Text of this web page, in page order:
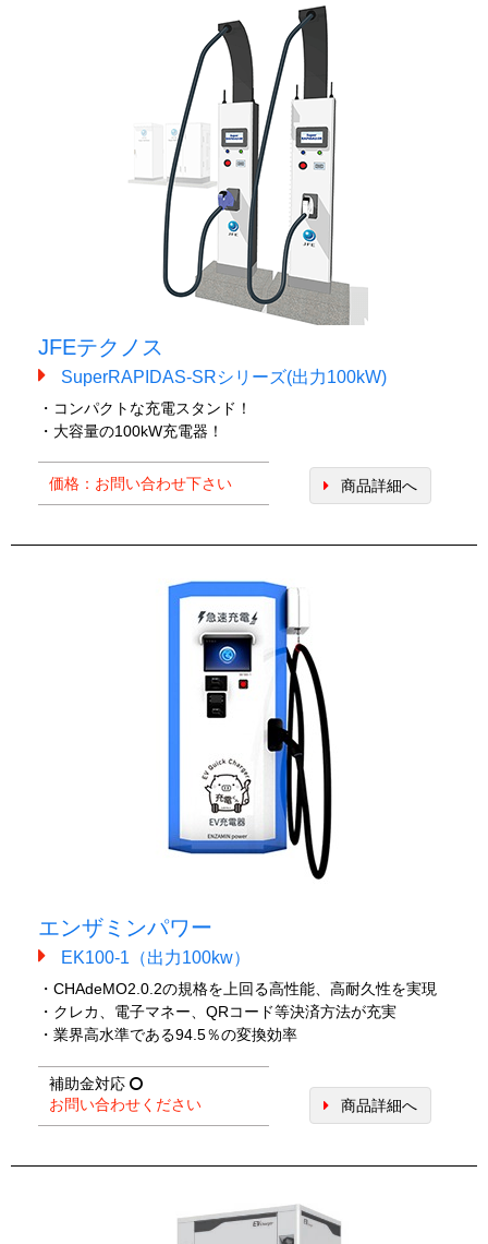
JFEテクノス
SuperRAPIDAS-SRシリーズ(出力100kW)
・コンパクトな充電スタンド！
・大容量の100kW充電器！
価格：お問い合わせ下さい 商品詳細へ
エンザミンパワー
EK100-1（出力100kw）
・CHAdeMO2.0.2の規格を上回る高性能、高耐久性を実現
・クレカ、電子マネー、QRコード等決済方法が充実
・業界高水準である94.5％の変換効率
補助金対応
お問い合わせください
商品詳細へ